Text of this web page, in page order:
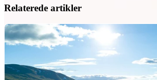
Relaterede artikler